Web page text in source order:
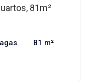
81m²
81 m²